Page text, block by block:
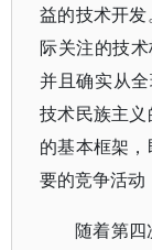
益的技术开发
际关注的技
并且确实从
技术民族主
的基本框架
要的竞争活动
随着第四